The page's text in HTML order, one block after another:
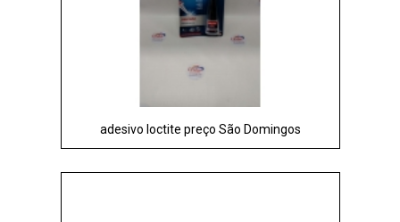
adesivo loctite preço São Domingos